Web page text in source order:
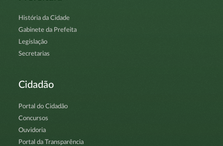
História da Cidade
Gabinete da Prefeita
Legislação
Secretarias
Cidadão
Portal do Cidadão
Concursos
Ouvidoria
Portal da Transparência